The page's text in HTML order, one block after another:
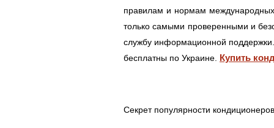
правилам и нормам
только самыми проверенными и
службу информационной
бесплатны по Украине. Купить
Секрет популярности